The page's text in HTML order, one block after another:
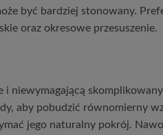
być bardziej stonowany.
oraz okresowe przesuszenie.
i niewymagającą
aby pobudzić równomierny
jego naturalny pokrój.